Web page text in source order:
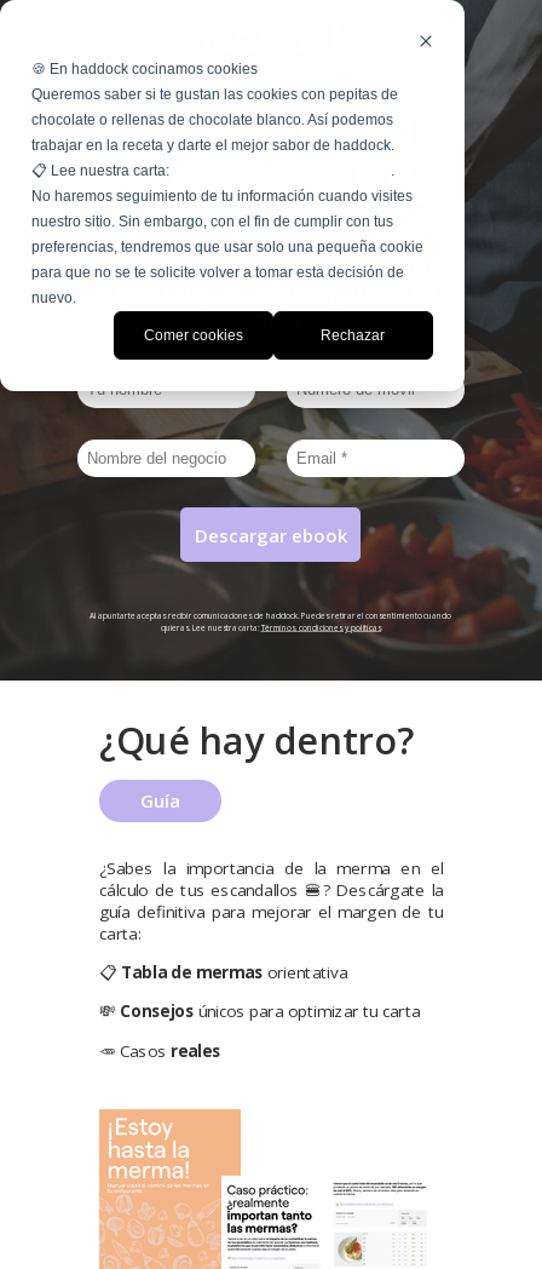
🍪 En haddock cocinamos cookies
Queremos saber si te gustan las cookies con pepitas de
chocolate o rellenas de chocolate blanco. Así podemos
trabajar en la receta y darte el mejor sabor de haddock.
📋 Lee nuestra carta:
.
No haremos seguimiento de tu información cuando visites
nuestro sitio. Sin embargo, con el fin de cumplir con tus
preferencias, tendremos que usar solo una pequeña cookie
para que no se te solicite volver a tomar esta decisión de
nuevo.
Comer cookies Rechazar
¡Estoy hasta
lamerma😮‍💨!
Descarga gratis la guía definitiva
carta
¿Qué hay dentro?
¿Sabes la importancia de la merma en el
cálculo de tus escandallos 🍔? Descárgate la
guía definitiva para mejorar el margen de tu
carta:
📋 Tabla de mermas orientativa
💸 Consejos únicos para optimizar tu carta
🥕 Casos reales
Descargar ebook
Guía
Al apuntarte aceptas recibir comunicaciones de haddock. Puedes retirar el consentimiento cuando
quieras. Lee nuestra carta:Términos, condiciones y políticas